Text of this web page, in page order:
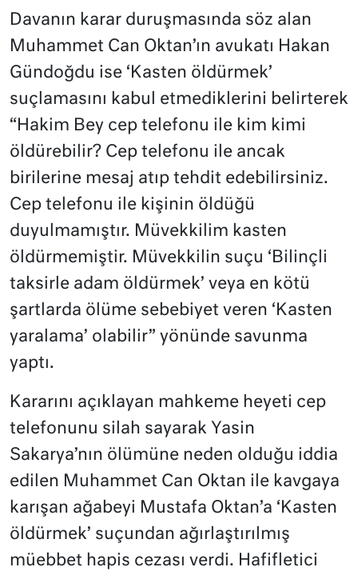
Davanın karar duruşmasında söz alan
Muhammet Can Oktan’ın avukatı Hakan
Gündoğdu ise ‘Kasten öldürmek’
suçlamasını kabul etmediklerini belirterek
“Hakim Bey cep telefonu ile kim kimi
öldürebilir? Cep telefonu ile ancak
birilerine mesaj atıp tehdit edebilirsiniz.
Cep telefonu ile kişinin öldüğü
duyulmamıştır. Müvekkilim kasten
öldürmemiştir. Müvekkilin suçu ‘Bilinçli
taksirle adam öldürmek’ veya en kötü
şartlarda ölüme sebebiyet veren ‘Kasten
yaralama’ olabilir” yönünde savunma
yaptı.
Kararını açıklayan mahkeme heyeti cep
telefonunu silah sayarak Yasin
Sakarya’nın ölümüne neden olduğu iddia
edilen Muhammet Can Oktan ile kavgaya
karışan ağabeyi Mustafa Oktan’a ‘Kasten
öldürmek’ suçundan ağırlaştırılmış
müebbet hapis cezası verdi. Hafifletici